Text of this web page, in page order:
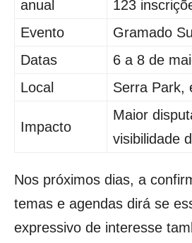
anual
123
Evento
Gramado
Datas
6 a 8 de
Local
Serra Park,
Impacto
Maior
visibilidade
Nos próximos dias, a
temas e agendas dirá se
expressivo de interesse